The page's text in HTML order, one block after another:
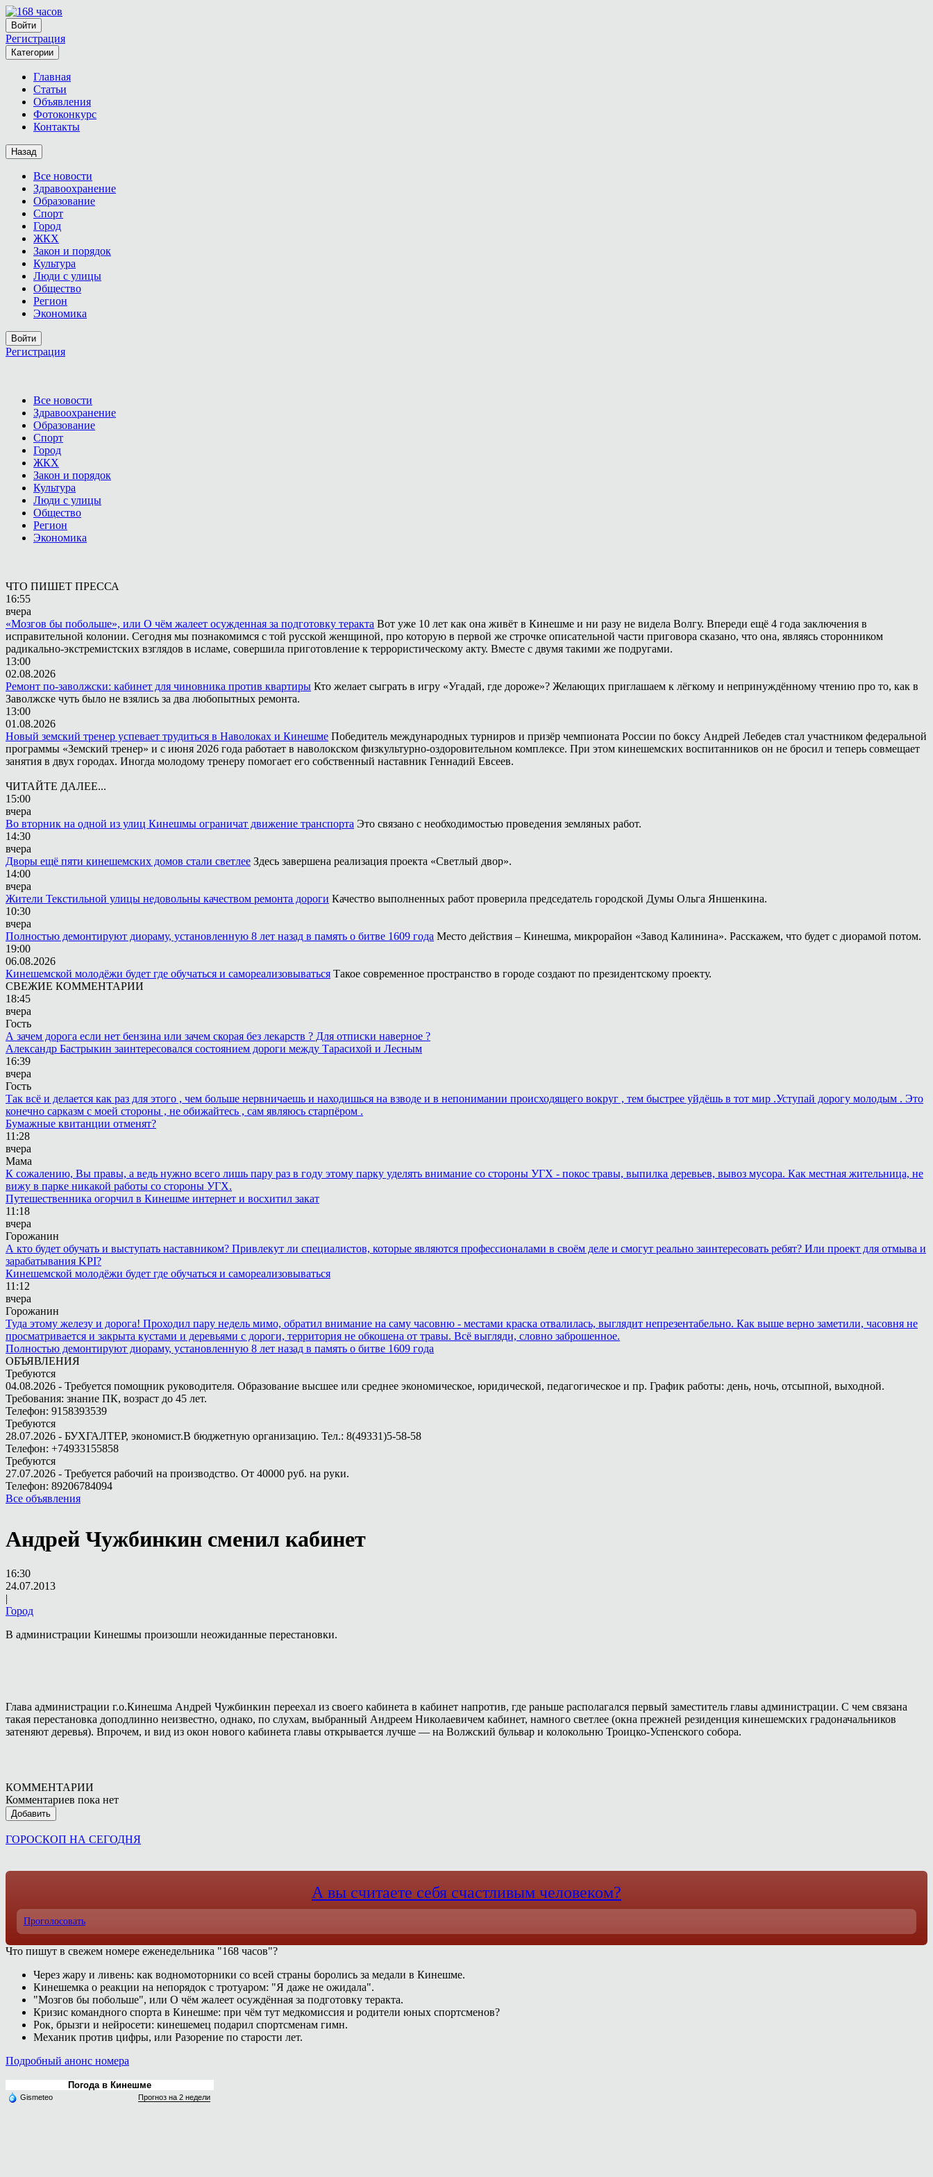
Войти
Регистрация
Категории
Главная
Статьи
Объявления
Фотоконкурс
Контакты
Назад
Все новости
Здравоохранение
Образование
Спорт
Город
ЖКХ
Закон и порядок
Культура
Люди с улицы
Общество
Регион
Экономика
Войти
Регистрация
Все новости
Здравоохранение
Образование
Спорт
Город
ЖКХ
Закон и порядок
Культура
Люди с улицы
Общество
Регион
Экономика
ЧТО ПИШЕТ ПРЕССА
16:55
вчера
«Мозгов бы побольше», или О чём жалеет осужденная за подготовку теракта Вот уже 10 лет как она живёт в Кинешме и ни разу не видела Волгу. Впереди ещё 4 года заключения в
исправительной колонии. Сегодня мы познакомимся с той русской женщиной, про которую в первой же строчке описательной части приговора сказано, что она, являясь сторонником
радикально-экстремистских взглядов в исламе, совершила приготовление к террористическому акту. Вместе с двумя такими же подругами.
13:00
02.08.2026
Ремонт по-заволжски: кабинет для чиновника против квартиры Кто желает сыграть в игру «Угадай, где дороже»? Желающих приглашаем к лёгкому и непринуждённому чтению про то, как в
Заволжске чуть было не взялись за два любопытных ремонта.
13:00
01.08.2026
Новый земский тренер успевает трудиться в Наволоках и Кинешме Победитель международных турниров и призёр чемпионата России по боксу Андрей Лебедев стал участником федеральной
программы «Земский тренер» и с июня 2026 года работает в наволокском физкультурно-оздоровительном комплексе. При этом кинешемских воспитанников он не бросил и теперь совмещает
занятия в двух городах. Иногда молодому тренеру помогает его собственный наставник Геннадий Евсеев.
ЧИТАЙТЕ ДАЛЕЕ...
15:00
вчера
Во вторник на одной из улиц Кинешмы ограничат движение транспорта Это связано с необходимостью проведения земляных работ.
14:30
вчера
Дворы ещё пяти кинешемских домов стали светлее Здесь завершена реализация проекта «Светлый двор».
14:00
вчера
Жители Текстильной улицы недовольны качеством ремонта дороги Качество выполненных работ проверила председатель городской Думы Ольга Яншенкина.
10:30
вчера
Полностью демонтируют диораму, установленную 8 лет назад в память о битве 1609 года Место действия – Кинешма, микрорайон «Завод Калинина». Расскажем, что будет с диорамой потом.
19:00
06.08.2026
Кинешемской молодёжи будет где обучаться и самореализовываться Такое современное пространство в городе создают по президентскому проекту.
СВЕЖИЕ КОММЕНТАРИИ
18:45
вчера
Гость
А зачем дорога если нет бензина или зачем скорая без лекарств ? Для отписки наверное ?
Александр Бастрыкин заинтересовался состоянием дороги между Тарасихой и Лесным
16:39
вчера
Гость
Так всё и делается как раз для этого , чем больше нервничаешь и находишься на взводе и в непонимании происходящего вокруг , тем быстрее уйдёшь в тот мир .Уступай дорогу молодым . Это
конечно сарказм с моей стороны , не обижайтесь , сам являюсь старпёром .
Бумажные квитанции отменят?
11:28
вчера
Мама
К сожалению, Вы правы, а ведь нужно всего лишь пару раз в году этому парку уделять внимание со стороны УГХ - покос травы, выпилка деревьев, вывоз мусора. Как местная жительница, не
вижу в парке никакой работы со стороны УГХ.
Путешественника огорчил в Кинешме интернет и восхитил закат
11:18
вчера
Горожанин
А кто будет обучать и выступать наставником? Привлекут ли специалистов, которые являются профессионалами в своём деле и смогут реально заинтересовать ребят? Или проект для отмыва и
зарабатывания KPI?
Кинешемской молодёжи будет где обучаться и самореализовываться
11:12
вчера
Горожанин
Туда этому железу и дорога! Проходил пару недель мимо, обратил внимание на саму часовню - местами краска отвалилась, выглядит непрезентабельно. Как выше верно заметили, часовня не
просматривается и закрыта кустами и деревьями с дороги, территория не обкошена от травы. Всё выгляди, словно заброшенное.
Полностью демонтируют диораму, установленную 8 лет назад в память о битве 1609 года
ОБЪЯВЛЕНИЯ
Требуются
04.08.2026 - Требуется помощник руководителя. Образование высшее или среднее экономическое, юридической, педагогическое и пр. График работы: день, ночь, отсыпной, выходной.
Требования: знание ПК, возраст до 45 лет.
Телефон: 9158393539
Требуются
28.07.2026 - БУХГАЛТЕР, экономист.В бюджетную организацию. Тел.: 8(49331)5-58-58
Телефон: +74933155858
Требуются
27.07.2026 - Требуется рабочий на производство. От 40000 руб. на руки.
Телефон: 89206784094
Все объявления
Андрей Чужбинкин сменил кабинет
16:30
24.07.2013
|
Город
В администрации Кинешмы произошли неожиданные перестановки.
Глава администрации г.о.Кинешма Андрей Чужбинкин переехал из своего кабинета в кабинет напротив, где раньше располагался первый заместитель главы администрации. С чем связана
такая перестановка доподлинно неизвестно, однако, по слухам, выбранный Андреем Николаевичем кабинет, намного светлее (окна прежней резиденция кинешемских градоначальников
затеняют деревья). Впрочем, и вид из окон нового кабинета главы открывается лучше — на Волжский бульвар и колокольню Троицко-Успенского собора.
КОММЕНТАРИИ
Комментариев пока нет
Добавить
ГОРОСКОП НА СЕГОДНЯ
А вы считаете себя счастливым человеком?
Проголосовать
Что пишут в свежем номере еженедельника "168 часов"?
Через жару и ливень: как водномоторники со всей страны боролись за медали в Кинешме.
Кинешемка о реакции на непорядок с тротуаром: "Я даже не ожидала".
"Мозгов бы побольше", или О чём жалеет осуждённая за подготовку теракта.
Кризис командного спорта в Кинешме: при чём тут медкомиссия и родители юных спортсменов?
Рок, брызги и нейросети: кинешемец подарил спортсменам гимн.
Механик против цифры, или Разорение по старости лет.
Подробный анонс номера
Погода в Кинешме
Gismeteo Прогноз на 2 недели